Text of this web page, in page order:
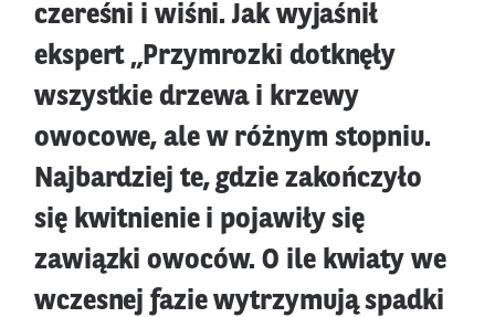
czereśni i wiśni. Jak wyjaśnił
ekspert „Przymrozki dotknęły
wszystkie drzewa i krzewy
owocowe, ale w różnym stopniu.
Najbardziej te, gdzie zakończyło
się kwitnienie i pojawiły się
zawiązki owoców. O ile kwiaty we
wczesnej fazie wytrzymują spadki